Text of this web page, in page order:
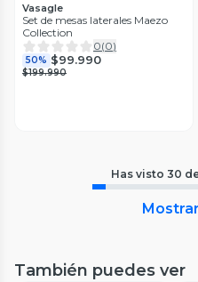
Vasagle
Set de mesas laterales Maezo
Collection
0(0)
50% $99.990
$199.990
Has visto 30
También puedes ver